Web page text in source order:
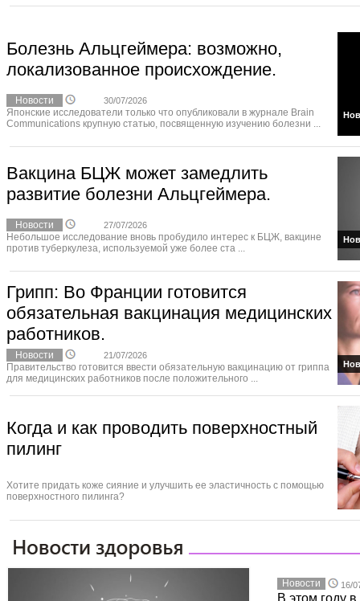
Болезнь Альцгеймера: возможно,
локализованное происхождение.
Новости 30/07/2026
Японские исследователи только что опубликовали в журнале Brain
Communications крупную статью, посвященную изучению болезни ...
Вакцина БЦЖ может замедлить
развитие болезни Альцгеймера.
Новости 27/07/2026
Небольшое исследование вновь пробудило интерес к БЦЖ, вакцине
против туберкулеза, используемой уже более ста ...
Грипп: Во Франции готовится
обязательная вакцинация медицинских
работников.
Новости 21/07/2026
Правительство готовится ввести обязательную вакцинацию от гриппа
для медицинских работников после положительного ...
Когда и как проводить поверхностный
пилинг
Хотите придать коже сияние и улучшить ее эластичность с помощью
поверхностного пилинга?
Новости 16/
В этом году